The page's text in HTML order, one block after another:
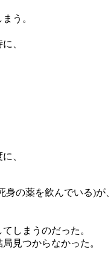
う。
、
、
の薬を飲んでいる)が、
しまうのだった。
見つからなかった。